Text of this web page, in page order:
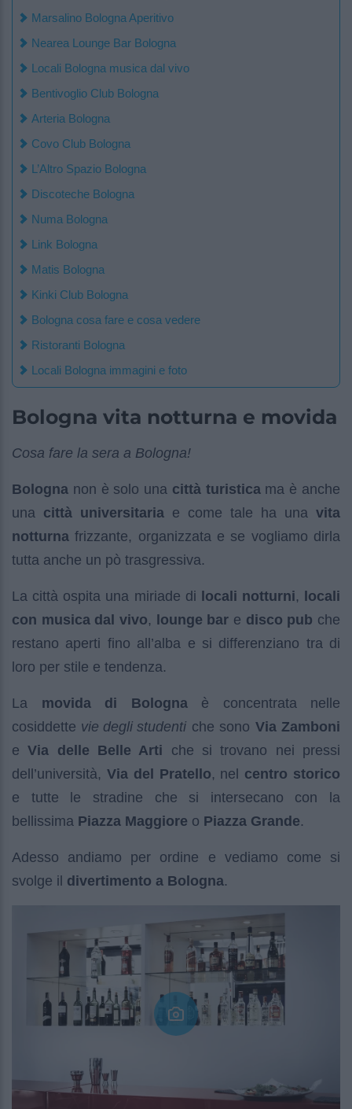
Marsalino Bologna Aperitivo
Nearea Lounge Bar Bologna
Locali Bologna musica dal vivo
Bentivoglio Club Bologna
Arteria Bologna
Covo Club Bologna
L’Altro Spazio Bologna
Discoteche Bologna
Numa Bologna
Link Bologna
Matis Bologna
Kinki Club Bologna
Bologna cosa fare e cosa vedere
Ristoranti Bologna
Locali Bologna immagini e foto
Bologna vita notturna e movida
Cosa fare la sera a Bologna!
Bologna non è solo una città turisticama è anche
una città universitaria e come tale ha una vita
notturna frizzante, organizzata e se vogliamo dirla
tutta anche un pò trasgressiva.
La città ospita una miriade di locali notturni,
locali
con musica dal vivo, lounge bar e disco pub che
restano aperti fino all’alba e si differenziano tra di
loro per stile e tendenza.
La movida di Bolognaè concentrata nelle
cosiddette vie degli studenti che sono Via Zamboni
eVia delle Belle Arti che si trovano nei pressi
dell’università, Via del Pratello, nel centro storico
e tutte le stradine che si intersecano con la
bellissima Piazza Maggiore o Piazza Grande.
Adesso andiamo per ordine e vediamo come si
svolge il divertimento a Bologna.